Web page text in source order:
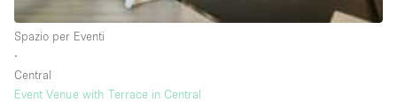
Acquista Condividi
Spazio per Eventi
∙
Central
Event Venue with Terrace in Central